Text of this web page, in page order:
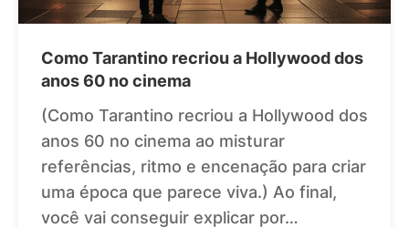
Como Tarantino recriou a Hollywood dos
anos 60 no cinema
(Como Tarantino recriou a Hollywood dos
anos 60 no cinema ao misturar
referências, ritmo e encenação para criar
uma época que parece viva.) Ao final,
você vai conseguir explicar por…